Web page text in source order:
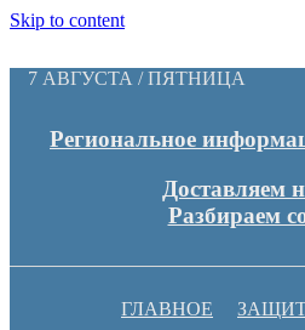
Skip to content
7 АВГУСТА / ПЯТНИЦА
Региональное
Доставляем
Разбираем
ГЛАВНОЕ